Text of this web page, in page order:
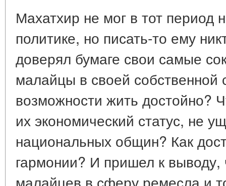
Махатхир не мог в тот период
политике, но писать-то ему
доверял бумаге свои самые
малайцы в своей собственной
возможности жить достойно?
их экономический статус, не
национальных общин? Как
гармонии? И пришел к выводу,
малайцев в сферу ремесла и